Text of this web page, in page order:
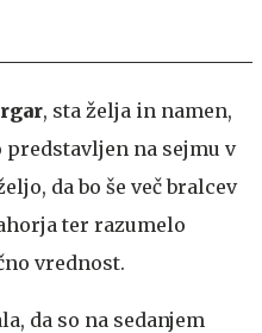
, sta želja in namen,
predstavljen na sejmu v
da bo še več bralcev
ter razumelo
vrednost.
da so na sedanjem